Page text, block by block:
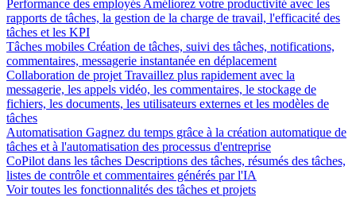
Performance des employés Améliorez votre productivité avec les
rapports de tâches, la gestion de la charge de travail, l'efficacité des
tâches et les KPI
Tâches mobiles Création de tâches, suivi des tâches, notifications,
commentaires, messagerie instantanée en déplacement
Collaboration de projet Travaillez plus rapidement avec la
messagerie, les appels vidéo, les commentaires, le stockage de
fichiers, les documents, les utilisateurs externes et les modèles de
tâches
Automatisation Gagnez du temps grâce à la création automatique de
tâches et à l'automatisation des processus d'entreprise
CoPilot dans les tâches Descriptions des tâches, résumés des tâches,
listes de contrôle et commentaires générés par l'IA
Voir toutes les fonctionnalités des tâches et projets